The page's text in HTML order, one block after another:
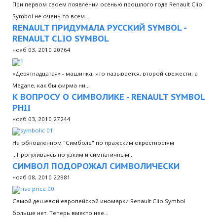
При первом своем появлении осенью прошлого года Renault Clio
Symbol не очень-то всем…
RENAULT ПРИДУМАЛА РУССКИЙ SYMBOL -
RENAULT CLIO SYMBOL
нояб 03, 2010 20764
«Девятнадцатая» - машинка, что называется, второй свежести, а
Megane, как бы фирма ни…
К ВОПРОСУ О СИМВОЛИКЕ - RENAULT SYMBOL
PHII
нояб 03, 2010 27244
На обновленном "Симболе" по пражским окрестностям
...Прогуливаясь по узким и симпатичным…
СИМВОЛ ПОДОРОЖАЛ СИМВОЛИЧЕСКИ
нояб 08, 2010 22981
Самой дешевой европейской иномарки Renault Clio Symbol
больше нет. Теперь вместо нее…